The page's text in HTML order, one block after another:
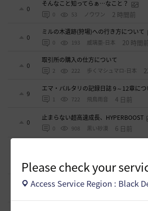
Please check your
Access Service Region : Black
0
そんなこと知ってらぁ…なこと？
0 53 ノウワン 2 時間前
0
ミルの木遺跡(狩場)への行き方について
0 193 威璃亜-日本 20 時間
0
取引所の購入の仕方について
2 222 歩くマシュマロ-日本
9
エマ・バルタリの記録日誌 9～12章につ
1 722 飛鳥雨音 4 日前
0
止まらない超高速成長、HYPERBOOST
0 908 黒い砂漠 6 日前
0 849 セルベリア 10 日前
1
「怪しい袋」